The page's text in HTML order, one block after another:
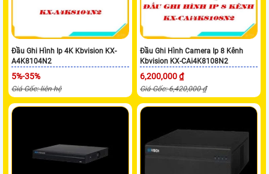
Đầu Ghi Hình Ip 4K Kbvision KX-
A4K8104N2
5%-35%
Giá Gốc: liên hệ
Đầu Ghi Hình Camera Ip 8 Kênh
Kbvision KX-CAi4K8108N2
6,200,000 ₫
Giá Gốc: 6,420,000 ₫